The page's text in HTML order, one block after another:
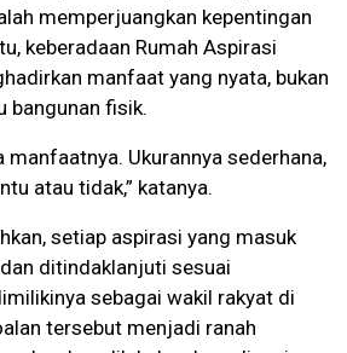
memperjuangkan kepentingan
keberadaan Rumah Aspirasi
manfaat yang nyata, bukan
bangunan fisik.
manfaatnya. Ukurannya sederhana,
atau tidak,” katanya.
setiap aspirasi yang masuk
ditindaklanjuti sesuai
sebagai wakil rakyat di
tersebut menjadi ranah